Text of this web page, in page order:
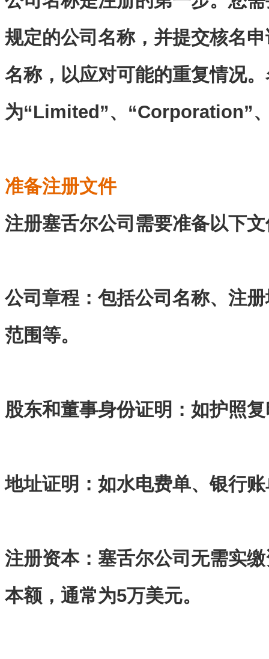
规定的公司名称，并提交核名
名称，以应对可能的重复情况
为“Limited ”、“Corporation”
准备注册文件
注册塞舌尔公司需要准备以下
公司章程：包括公司名称、注
范围等。
股东和董事身份证明：如护照
地址证明：如水电费单、银行
注册资本：塞舌尔公司无需实
本额，通常为5万美元。